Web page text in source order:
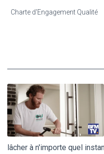
Charte d'Engagement Qualité
lâcher à n'importe quel